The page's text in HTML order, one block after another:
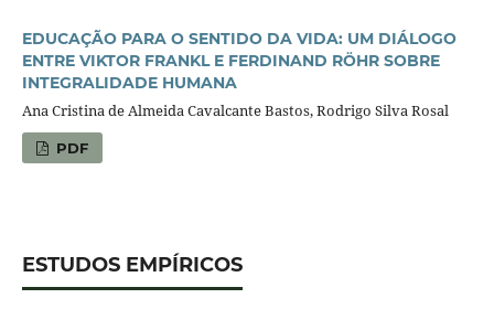
EDUCAÇÃO PARA O SENTIDO DA VIDA: UM DIÁLOGO
ENTRE VIKTOR FRANKL E FERDINAND RÖHR SOBRE
INTEGRALIDADE HUMANA
Ana Cristina de Almeida Cavalcante Bastos, Rodrigo Silva Rosal
PDF
ESTUDOS EMPÍRICOS